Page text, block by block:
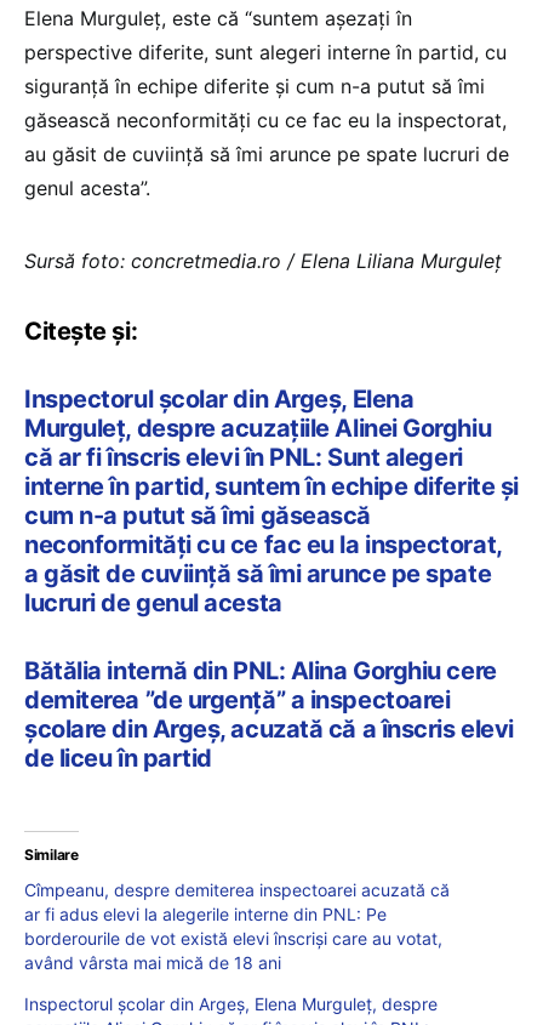
Elena Murguleț, este că “suntem așezați în
perspective diferite, sunt alegeri interne în partid, cu
siguranță în echipe diferite și cum n-a putut să îmi
găsească neconformități cu ce fac eu la inspectorat,
au găsit de cuviință să îmi arunce pe spate lucruri de
genul acesta”.
Sursă foto: concretmedia.ro / Elena Liliana Murguleț
Citește și:
Inspectorul școlar din Argeș, Elena
Murguleț, despre acuzațiile Alinei Gorghiu
că ar fi înscris elevi în PNL: Sunt alegeri
interne în partid, suntem în echipe diferite și
cum n-a putut să îmi găsească
neconformități cu ce fac eu la inspectorat,
a găsit de cuviință să îmi arunce pe spate
lucruri de genul acesta
Bătălia internă din PNL: Alina Gorghiu cere
demiterea ”de urgență” a inspectoarei
școlare din Argeș, acuzată că a înscris elevi
de liceu în partid
Similare
Cîmpeanu, despre demiterea inspectoarei acuzată că
ar fi adus elevi la alegerile interne din PNL: Pe
borderourile de vot există elevi înscriși care au votat,
având vârsta mai mică de 18 ani
Inspectorul școlar din Argeș, Elena Murguleț, despre